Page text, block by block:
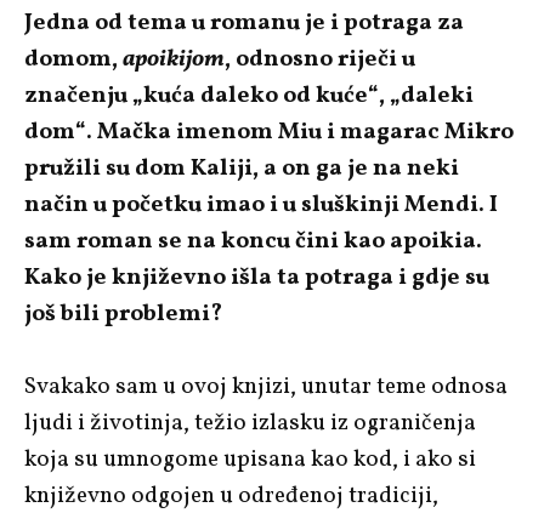
Jedna od tema u romanu je i potraga za
domom,apoikijom, odnosno riječi u
značenju „kuća daleko od kuće“, „daleki
dom“. Mačka imenom Miu i magarac Mikro
pružili su dom Kaliji, a on ga je na neki
način u početku imao i u sluškinji Mendi. I
sam roman se na koncu čini kao apoikia.
Kako je književno išla ta potraga i gdje su
još bili problemi?
Svakako sam u ovoj knjizi, unutar teme odnosa
ljudi i životinja, težio izlasku iz ograničenja
koja su umnogome upisana kao kod, i ako si
književno odgojen u određenoj tradiciji,